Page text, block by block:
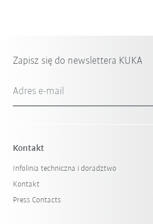
Zapisz się do newslettera KUKA
Adres e-mail
Kontakt
Infolinia techniczna i doradztwo
Kontakt
Press Contacts